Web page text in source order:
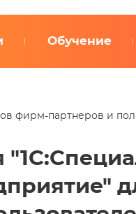
Обучение
фирм-партнеров и